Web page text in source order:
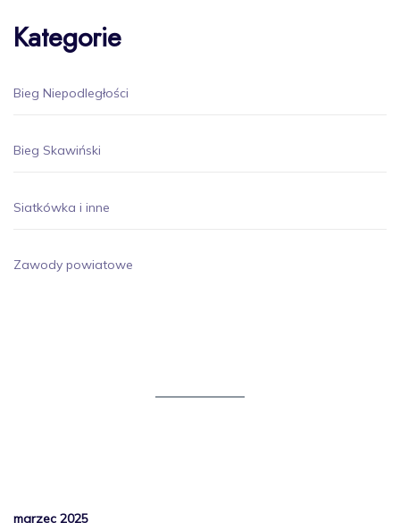
Kategorie
Bieg Niepodległości
Bieg Skawiński
Siatkówka i inne
Zawody powiatowe
marzec 2025